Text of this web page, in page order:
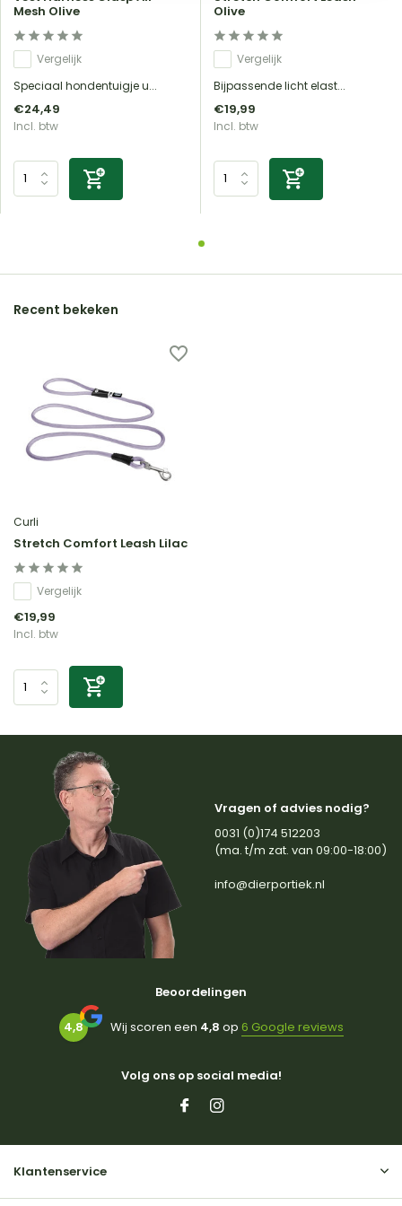
Mesh Olive
Vergelijk
Speciaal hondentuigje u...
€24,49
Incl. btw
Olive
Vergelijk
Bijpassende licht elast...
€19,99
Incl. btw
Recent bekeken
Curli
Stretch Comfort Leash Lilac
Vergelijk
€19,99
Incl. btw
Vragen of advies nodig?
0031 (0)174 512203
(ma. t/m zat. van 09:00-18:00)
info@dierportiek.nl
Beoordelingen
4,8 Wij scoren een 4,8 op 6 Google reviews
Volg ons op social media!
Klantenservice